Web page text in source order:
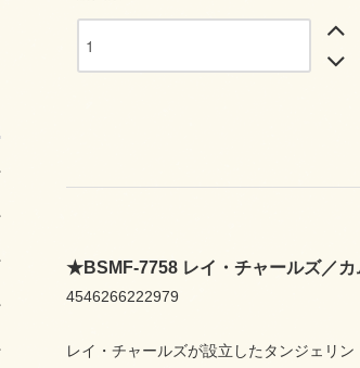
★BSMF-7758 レイ・チャールズ／カ
4546266222979
レイ・チャールズが設立したタンジェリ